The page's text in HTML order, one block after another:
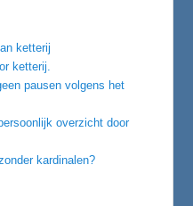
ketterij
ketterij.
pausen volgens het
overzicht door
kardinalen?